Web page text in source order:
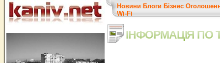
Новини Блоги Бізнес
Wi-Fi
ІНФОРМАЦІЯ ПО